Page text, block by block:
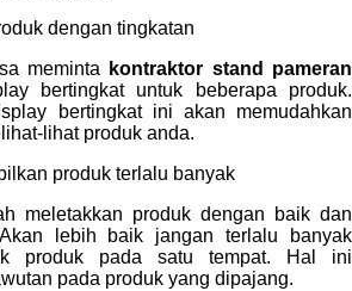
dengan tingkatan
meminta
kontraktor stand pameran
bertingkat untuk beberapa produk.
bertingkat ini akan memudahkan
lihat produk anda.
produk terlalu banyak
meletakkan produk dengan baik dan
lebih baik jangan terlalu banyak
produk pada satu tempat. Hal ini
pada produk yang dipajang.